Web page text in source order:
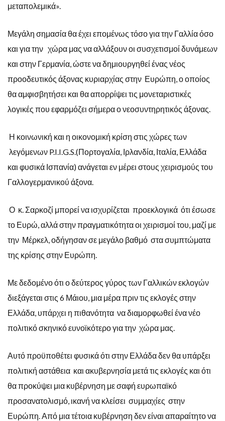
μεταπολεμικά».
Μεγάλη σημασία θα έχει επομένως τόσο για την Γαλλία όσο
και για την χώρα μας να αλλάξουν οι συσχετισμοί δυνάμεων
και στην Γερμανία, ώστε να δημιουργηθεί ένας νέος
προοδευτικός άξονας κυριαρχίας στην Ευρώπη, ο οποίος
θα αμφισβητήσει και θα απορρίψει τις μονεταριστικές
λογικές που εφαρμόζει σήμερα ο νεοσυντηρητικός άξονας.
Η κοινωνική και η οικονομική κρίση στις χώρες των
λεγόμενων P.I.I.G.S.(Πορτογαλία, Ιρλανδία, Ιταλία, Ελλάδα
και φυσικά Ισπανία) ανάγεται εν μέρει στους χειρισμούς του
Γαλλογερμανικού άξονα.
Ο κ. Σαρκοζί μπορεί να ισχυρίζεται προεκλογικά ότι έσωσε
το Ευρώ, αλλά στην πραγματικότητα οι χειρισμοί του, μαζί με
την Μέρκελ, οδήγησαν σε μεγάλο βαθμό στα συμπτώματα
της κρίσης στην Ευρώπη.
Με δεδομένο ότι ο δεύτερος γύρος των Γαλλικών εκλογών
διεξάγεται στις 6 Μάιου, μια μέρα πριν τις εκλογές στην
Ελλάδα, υπάρχει η πιθανότητα να διαμορφωθεί ένα νέο
πολιτικό σκηνικό ευνοϊκότερο για την χώρα μας.
Αυτό προϋποθέτει φυσικά ότι στην Ελλάδα δεν θα υπάρξει
πολιτική αστάθεια και ακυβερνησία μετά τις εκλογές και ότι
θα προκύψει μια κυβέρνηση με σαφή ευρωπαϊκό
προσανατολισμό, ικανή να κλείσει συμμαχίες στην
Ευρώπη. Από μια τέτοια κυβέρνηση δεν είναι απαραίτητο να